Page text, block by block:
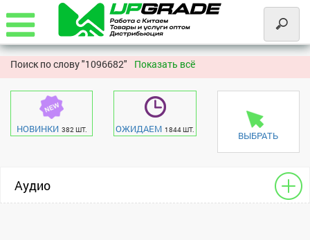
Поиск по слову "1096682" Показать всё
НОВИНКИ 382 ШТ. ОЖИДАЕМ 1844 ШТ. ВЫБРАТЬ
Аудио